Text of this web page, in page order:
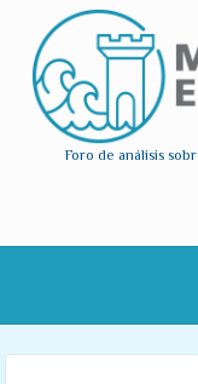
Foro de análisis